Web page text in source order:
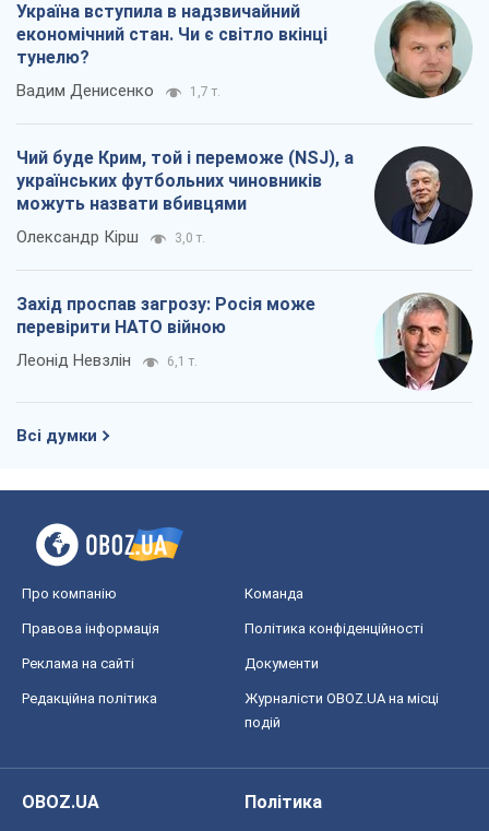
Україна вступила в надзвичайний
економічний стан. Чи є світло вкінці
тунелю?
Вадим Денисенко 1,7 т.
Чий буде Крим, той і переможе (NSJ), а
українських футбольних чиновників
можуть назвати вбивцями
Олександр Кірш 3,0 т.
Захід проспав загрозу: Росія може
перевірити НАТО війною
Леонід Невзлін 6,1 т.
Всі думки
Про компанію Команда
Правова інформація Політика конфіденційності
Реклама на сайті Документи
Редакційна політика
Журналісти OBOZ.UA на місці
подій
OBOZ.UA
Політика